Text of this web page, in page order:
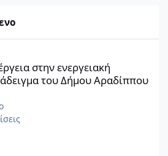
στην ενεργειακή
του Δήμου Αραδίππου